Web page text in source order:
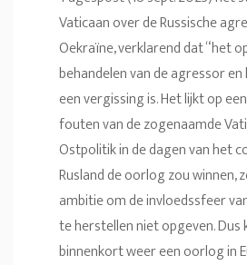
Vaticaan over de Russische
Oekraïne, verklarend dat “het
behandelen van de agressor
een vergissing is. Het lijkt op
fouten van de zogenaamde
Ostpolitik in de dagen van het
Rusland de oorlog zou winnen,
ambitie om de invloedssfeer
te herstellen niet opgeven. Dus
binnenkort weer een oorlog in